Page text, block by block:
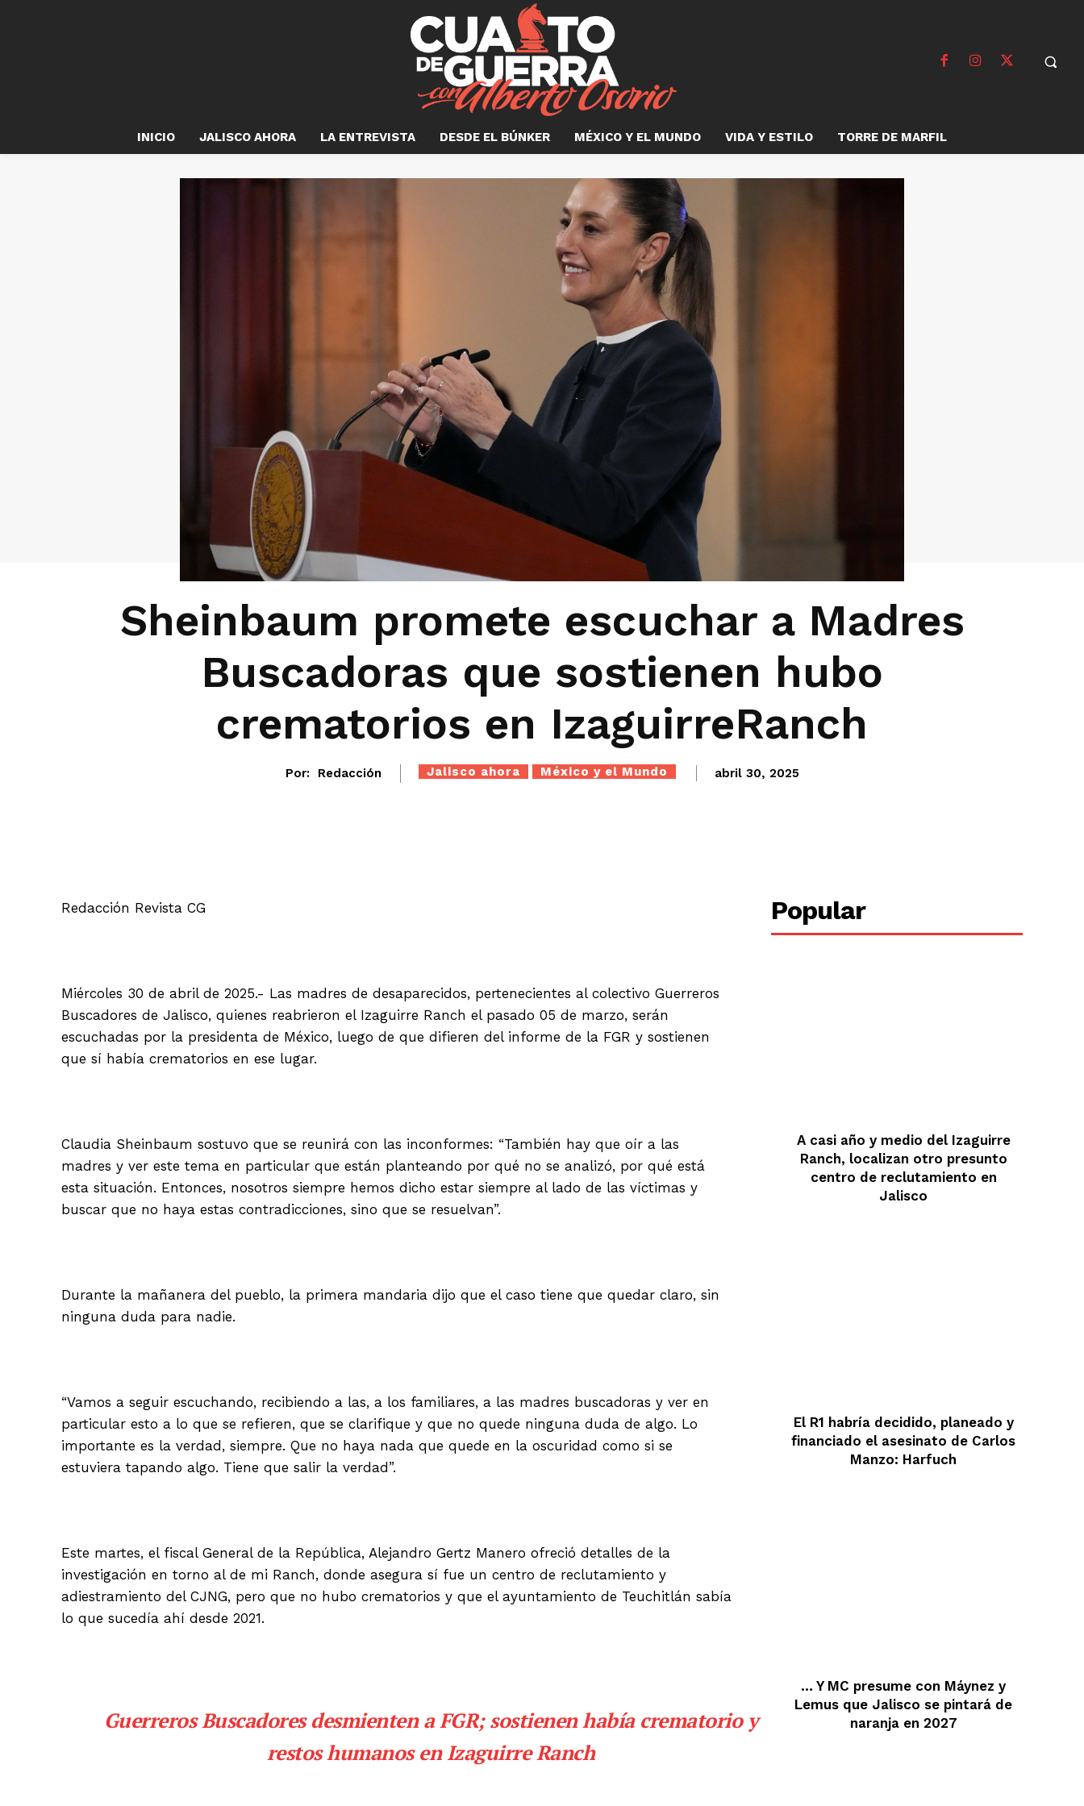
INICIO JALISCO AHORA LA ENTREVISTA DESDE EL BÚNKER MÉXICO Y EL MUNDO VIDA Y ESTILO TORRE DE MARFIL
Sheinbaum promete escuchar a Madres
Buscadoras que sostienen hubo
crematorios en IzaguirreRanch
Por: Redacción Jalisco ahora México y el Mundo abril 30, 2025
Redacción Revista CG
Miércoles 30 de abril de 2025.- Las madres de desaparecidos, pertenecientes al colectivo Guerreros
Buscadores de Jalisco, quienes reabrieron el Izaguirre Ranch el pasado 05 de marzo, serán
escuchadas por la presidenta de México, luego de que difieren del informe de la FGR y sostienen
que sí había crematorios en ese lugar.
Claudia Sheinbaum sostuvo que se reunirá con las inconformes: “También hay que oír a las
madres y ver este tema en particular que están planteando por qué no se analizó, por qué está
esta situación. Entonces, nosotros siempre hemos dicho estar siempre al lado de las víctimas y
buscar que no haya estas contradicciones, sino que se resuelvan”.
Durante la mañanera del pueblo, la primera mandaria dijo que el caso tiene que quedar claro, sin
ninguna duda para nadie.
“Vamos a seguir escuchando, recibiendo a las, a los familiares, a las madres buscadoras y ver en
particular esto a lo que se refieren, que se clarifique y que no quede ninguna duda de algo. Lo
importante es la verdad, siempre. Que no haya nada que quede en la oscuridad como si se
estuviera tapando algo. Tiene que salir la verdad”.
Este martes, el fiscal General de la República, Alejandro Gertz Manero ofreció detalles de la
investigación en torno al de mi Ranch, donde asegura sí fue un centro de reclutamiento y
adiestramiento del CJNG, pero que no hubo crematorios y que el ayuntamiento de Teuchitlán sabía
lo que sucedía ahí desde 2021.
Guerreros Buscadores desmienten a FGR; sostienen había crematorio y
restos humanos en Izaguirre Ranch
Popular
A casi año y medio del Izaguirre
Ranch, localizan otro presunto
centro de reclutamiento en
Jalisco
El R1 habría decidido, planeado y
financiado el asesinato de Carlos
Manzo: Harfuch
… Y MC presume con Máynez y
Lemus que Jalisco se pintará de
naranja en 2027